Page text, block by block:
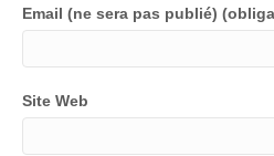
Email (ne sera pas publié)
Site Web